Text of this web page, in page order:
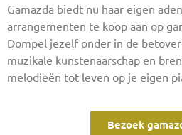
Gamazda biedt nu haar eigen
arrangementen te koop aan op
Dompel jezelf onder in de
muzikale kunstenaarschap en
melodieën tot leven op je eigen
Bezoek